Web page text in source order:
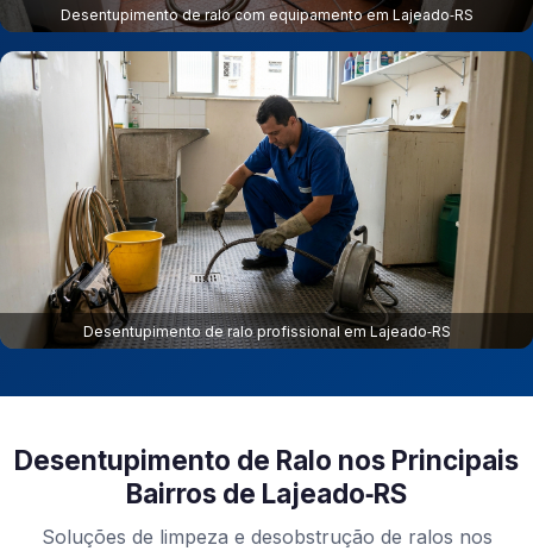
Desentupimento de ralo com equipamento em Lajeado‑RS
Desentupimento de ralo profissional em Lajeado‑RS
Desentupimento de Ralo nos Principais
Bairros de Lajeado‑RS
Soluções de limpeza e desobstrução de ralos nos